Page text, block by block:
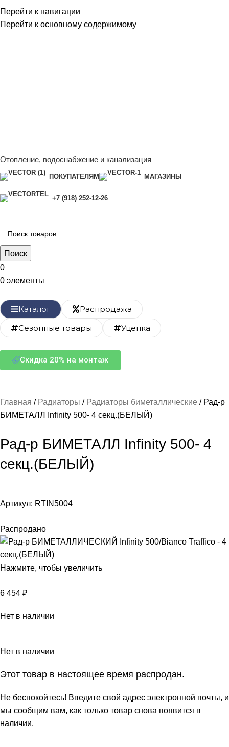
Перейти к навигации
Перейти к основному содержимому
Отопление, водоснабжение и канализация
ПОКУПАТЕЛЯМ МАГАЗИНЫ
+7 (918) 252-12-26
Поиск
0
0 элементы
Каталог
Распродажа
Сезонные товары
Уценка
Скидка 20% на монтаж
Главная Радиаторы Радиаторы биметаллические
Рад-р
БИМЕТАЛЛ Infinity 500- 4 секц.(БЕЛЫЙ)
Рад-р БИМЕТАЛЛ Infinity 500- 4
секц.(БЕЛЫЙ)
Артикул: RTIN5004
Распродано
Нажмите, чтобы увеличить
6 454 ₽
Нет в наличии
Нет в наличии
Этот товар в настоящее время распродан.
Не беспокойтесь! Введите свой адрес электронной почты, и
мы сообщим вам, как только товар снова появится в
наличии.